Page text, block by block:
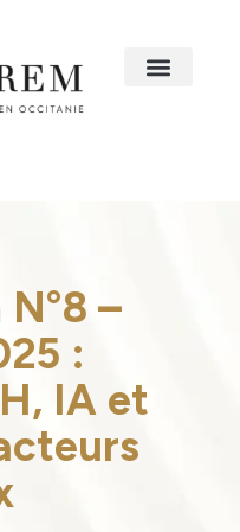
–
:
IA et